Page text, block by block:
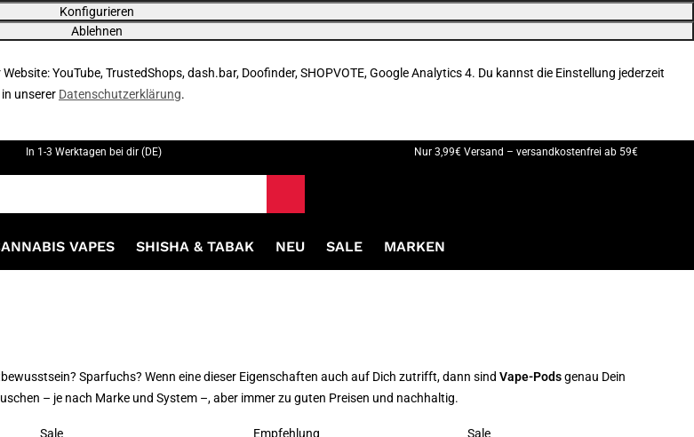
Konfigurieren
Ablehnen
YouTube, TrustedShops, dash.bar, Doofinder, SHOPVOTE, Google Analytics 4. Du kannst die Einstellung jederzeit
unserer Datenschutzerklärung.
In 1-3 Werktagen bei dir (DE) Nur 3,99€ Versand – versandkostenfrei ab 59€
VAPES SHISHA & TABAK NEU SALE MARKEN
Sparfuchs? Wenn eine dieser Eigenschaften auch auf Dich zutrifft, dann sind Vape-Podsgenau Dein
– je nach Marke und System –, aber immer zu guten Preisen und nachhaltig.
Sale
Empfehlung
Sale